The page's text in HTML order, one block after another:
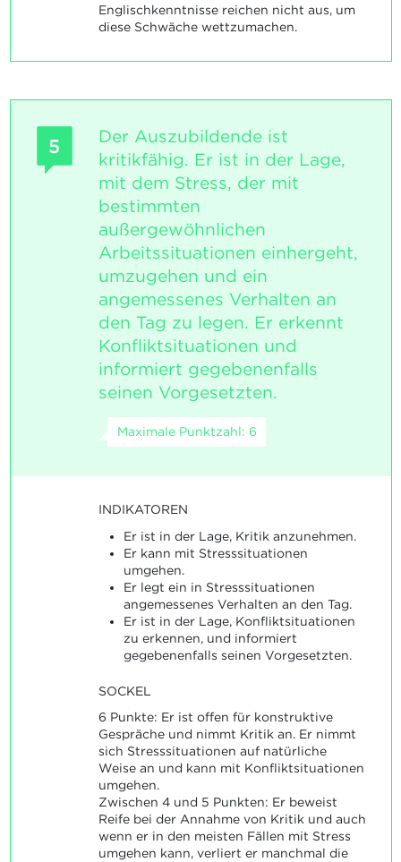
Englischkenntnisse reichen nicht aus, um
diese Schwäche wettzumachen.
5
Der Auszubildende ist
kritikfähig. Er ist in der Lage,
mit dem Stress, der mit
bestimmten
außergewöhnlichen
Arbeitssituationen einhergeht,
umzugehen und ein
angemessenes Verhalten an
den Tag zu legen. Er erkennt
Konfliktsituationen und
informiert gegebenenfalls
seinen Vorgesetzten.
Maximale Punktzahl: 6
INDIKATOREN
Er ist in der Lage, Kritik anzunehmen.
Er kann mit Stresssituationen
umgehen.
Er legt ein in Stresssituationen
angemessenes Verhalten an den Tag.
Er ist in der Lage, Konfliktsituationen
zu erkennen, und informiert
gegebenenfalls seinen Vorgesetzten.
SOCKEL
6 Punkte: Er ist offen für konstruktive
Gespräche und nimmt Kritik an. Er nimmt
sich Stresssituationen auf natürliche
Weise an und kann mit Konfliktsituationen
umgehen.
Zwischen 4 und 5 Punkten: Er beweist
Reife bei der Annahme von Kritik und auch
wenn er in den meisten Fällen mit Stress
umgehen kann, verliert er manchmal die